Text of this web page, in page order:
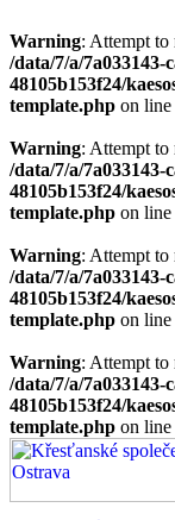
Warning: Attempt
/data/7/a/7a033143-
48105b153f24/
template.php on line
Warning: Attempt
/data/7/a/7a033143-
48105b153f24/
template.php on line
Warning: Attempt
/data/7/a/7a033143-
48105b153f24/
template.php on line
Warning: Attempt
/data/7/a/7a033143-
48105b153f24/
template.php on line